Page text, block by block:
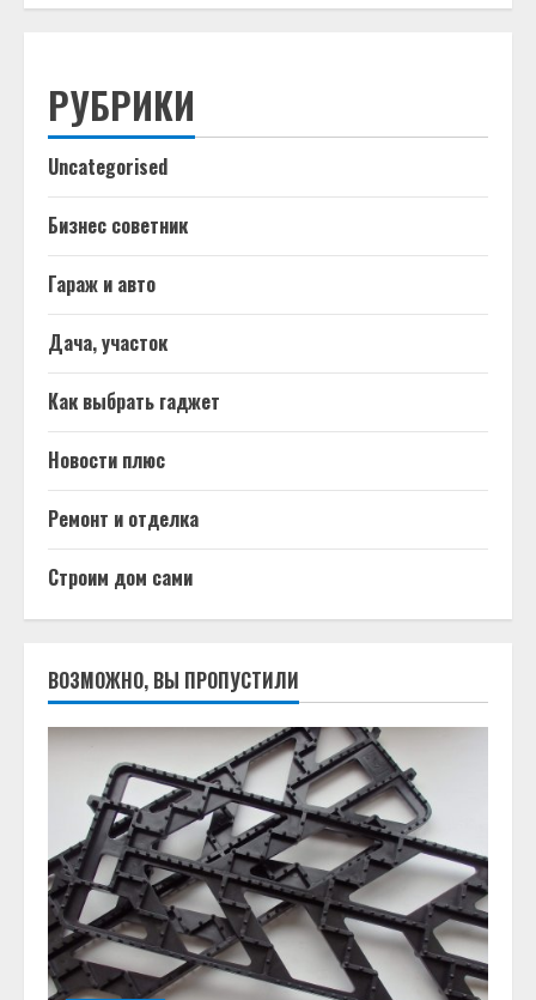
РУБРИКИ
Uncategorised
Бизнес советник
Гараж и авто
Дача, участок
Как выбрать гаджет
Новости плюс
Ремонт и отделка
Строим дом сами
ВОЗМОЖНО, ВЫ ПРОПУСТИЛИ